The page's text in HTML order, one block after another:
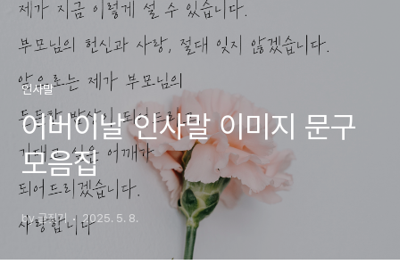
인사말
어버이날 인사말 이미지 문구
모음집
by 글짓기 2025. 5. 8.